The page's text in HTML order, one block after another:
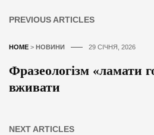
PREVIOUS ARTICLES
HOME > НОВИНИ 29 СІЧНЯ, 2026
Фразеологізм «ламати
вживати
NEXT ARTICLES